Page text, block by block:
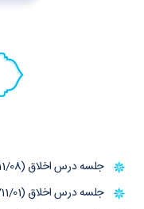
جلسه درس اخلاق (1404/11/08)
جلسه درس اخلاق (1404/11/01)